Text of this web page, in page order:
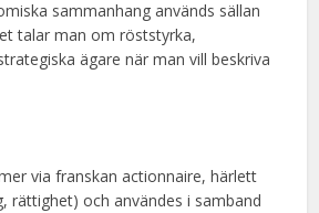
sammanhang används sällan
talar man om röststyrka,
ägare när man vill beskriva
via franskan actionnaire, härlett
rättighet) och användes i samband